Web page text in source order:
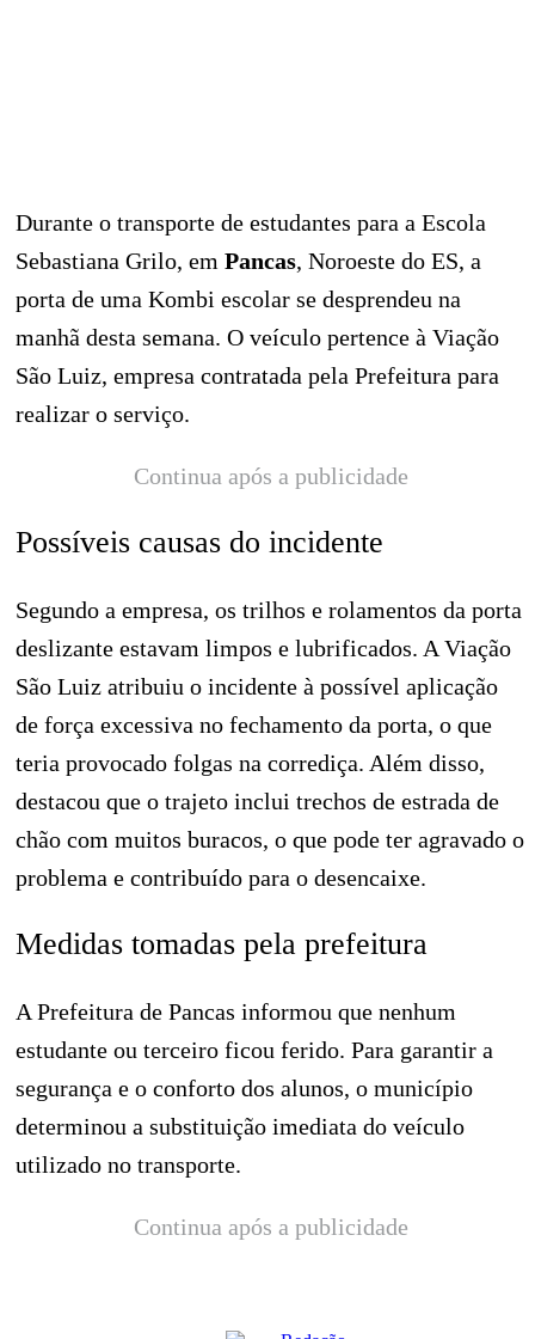
Durante o transporte de estudantes para a Escola
Sebastiana Grilo, em Pancas, Noroeste do ES, a
porta de uma Kombi escolar se desprendeu na
manhã desta semana. O veículo pertence à Viação
São Luiz, empresa contratada pela Prefeitura para
realizar o serviço.
Continua após a publicidade
Possíveis causas do incidente
Segundo a empresa, os trilhos e rolamentos da porta
deslizante estavam limpos e lubrificados. A Viação
São Luiz atribuiu o incidente à possível aplicação
de força excessiva no fechamento da porta, o que
teria provocado folgas na corrediça. Além disso,
destacou que o trajeto inclui trechos de estrada de
chão com muitos buracos, o que pode ter agravado o
problema e contribuído para o desencaixe.
Medidas tomadas pela prefeitura
A Prefeitura de Pancas informou que nenhum
estudante ou terceiro ficou ferido. Para garantir a
segurança e o conforto dos alunos, o município
determinou a substituição imediata do veículo
utilizado no transporte.
Continua após a publicidade